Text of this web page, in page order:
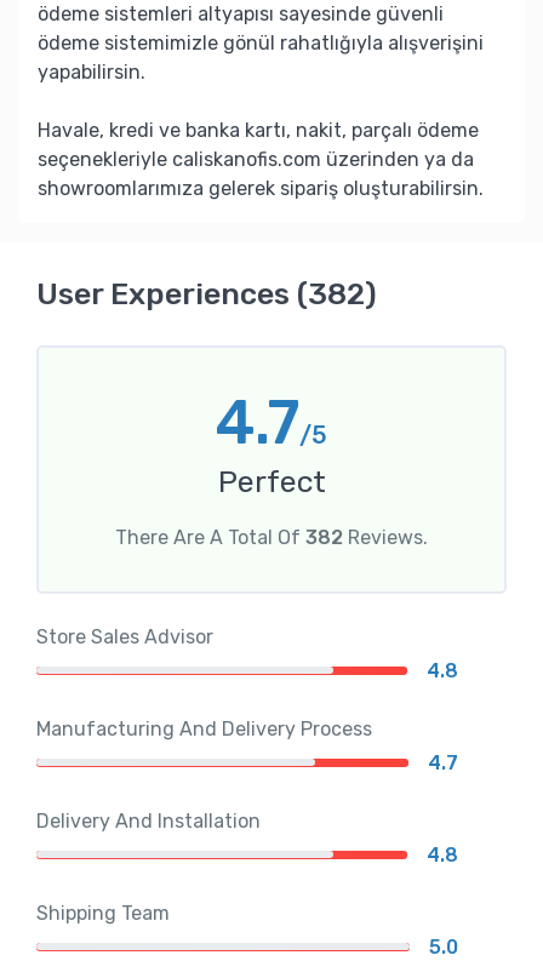
ödeme sistemleri altyapısı sayesinde güvenli
ödeme sistemimizle gönül rahatlığıyla alışverişini
yapabilirsin.
Havale, kredi ve banka kartı, nakit, parçalı ödeme
seçenekleriyle caliskanofis.com üzerinden ya da
showroomlarımıza gelerek sipariş oluşturabilirsin.
User Experiences (382)
4.7/5
Perfect
There Are A Total Of 382 Reviews.
Store Sales Advisor
4.8
Manufacturing And Delivery Process
4.7
Delivery And Installation
4.8
Shipping Team
5.0